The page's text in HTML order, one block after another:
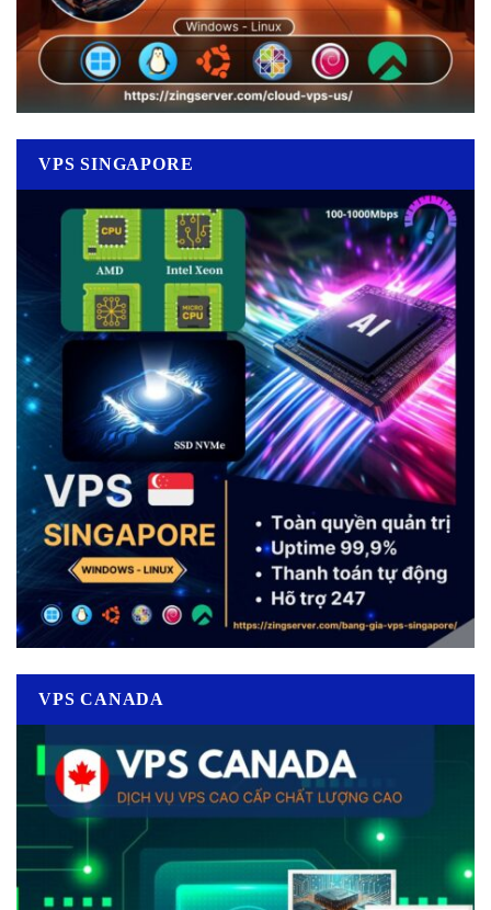
VPS SINGAPORE
VPS CANADA